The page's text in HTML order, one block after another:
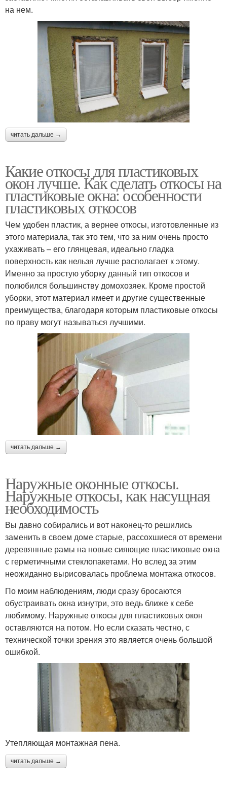
на нем.
читать дальше →
Какие откосы для пластиковых
окон лучше. Как сделать откосы на
пластиковые окна: особенности
пластиковых откосов
Чем удобен пластик, а вернее откосы, изготовленные из
этого материала, так это тем, что за ним очень просто
ухаживать – его глянцевая, идеально гладка
поверхность как нельзя лучше располагает к этому.
Именно за простую уборку данный тип откосов и
полюбился большинству домохозяек. Кроме простой
уборки, этот материал имеет и другие существенные
преимущества, благодаря которым пластиковые откосы
по праву могут называться лучшими.
читать дальше →
Наружные оконные откосы.
Наружные откосы, как насущная
необходимость
Вы давно собирались и вот наконец-то решились
заменить в своем доме старые, рассохшиеся от времени
деревянные рамы на новые сияющие пластиковые окна
с герметичными стеклопакетами. Но вслед за этим
неожиданно вырисовалась проблема монтажа откосов.
По моим наблюдениям, люди сразу бросаются
обустраивать окна изнутри, это ведь ближе к себе
любимому. Наружные откосы для пластиковых окон
оставляются на потом. Но если сказать честно, с
технической точки зрения это является очень большой
ошибкой.
Утепляющая монтажная пена.
читать дальше →